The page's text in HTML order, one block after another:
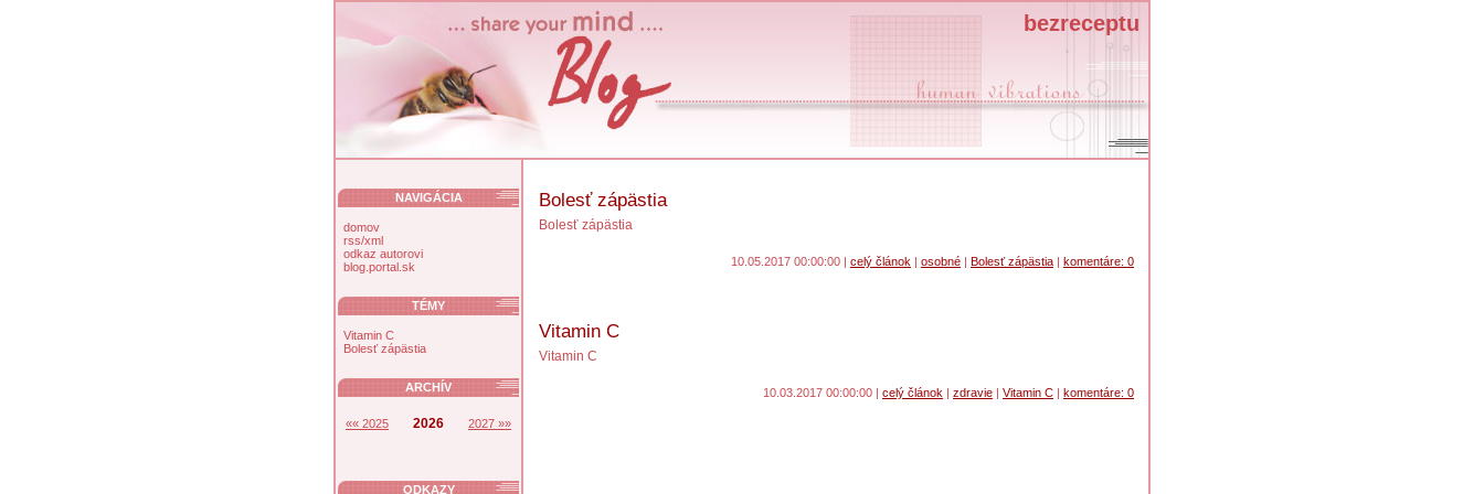
bezreceptu
Bolesť zápästia
Bolesť zápästia
10.05.2017 00:00:00 | celý článok | osobné | Bolesť zápästia | komentáre: 0
Vitamin C
Vitamin C
10.03.2017 00:00:00 | celý článok | zdravie | Vitamin C | komentáre: 0
NAVIGÁCIA
domov
rss/xml
odkaz autorovi
blog.portal.sk
TÉMY
Vitamin C
Bolesť zápästia
ARCHÍV
«« 2025 2026 2027 »»
ODKAZY